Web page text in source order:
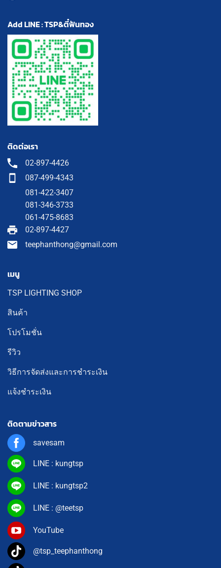
Add LINE : TSP&ตี๋ฟันทอง
ติดต่อเรา
02-897-4426
087-499-4343
081-422-3407
081-346-3733
061-475-8683
02-897-4427
teephanthong@gmail.com
เมนู
TSP LIGHTING SHOP
สินค้า
โปรโมชั่น
รีวิว
วิธีการจัดส่งและการชำระเงิน
แจ้งชำระเงิน
ติดตามข่าวสาร
savesam
LINE : kungtsp
LINE : kungtsp2
LINE : @teetsp
YouTube
@tsp_teephanthong